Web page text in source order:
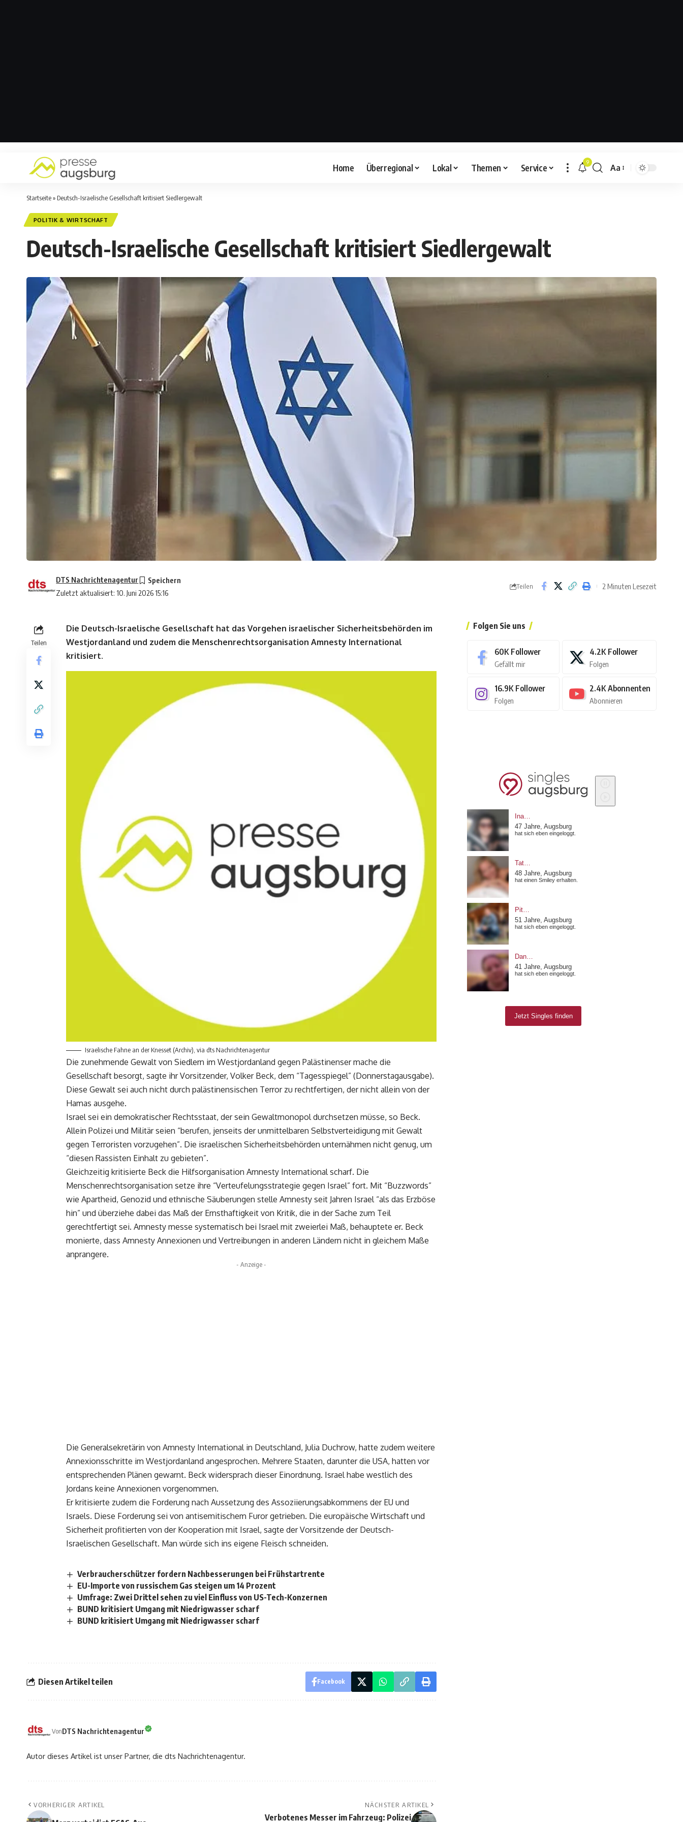
Home Überregional Lokal Themen Service 9
Aa
Startseite» Deutsch-Israelische Gesellschaft kritisiert Siedlergewalt
POLITIK & WIRTSCHAFT
Deutsch-Israelische Gesellschaft kritisiert Siedlergewalt
Zuletzt aktualisiert: 10. Juni 2026 15:16
DTS Nachrichtenagentur
Teilen 2 Minuten Lesezeit
Teilen
Die Deutsch-Israelische Gesellschaft hat das Vorgehen israelischer Sicherheitsbehörden im
Westjordanland und zudem die Menschenrechtsorganisation Amnesty International
kritisiert.
Israelische Fahne an der Knesset (Archiv), via dts Nachrichtenagentur
Die zunehmende Gewalt von Siedlern im Westjordanland gegen Palästinenser mache die
Gesellschaft besorgt, sagte ihr Vorsitzender, Volker Beck, dem “Tagesspiegel” (Donnerstagausgabe).
Diese Gewalt sei auch nicht durch palästinensischen Terror zu rechtfertigen, der nicht allein von der
Hamas ausgehe.
Israel sei ein demokratischer Rechtsstaat, der sein Gewaltmonopol durchsetzen müsse, so Beck.
Allein Polizei und Militär seien “berufen, jenseits der unmittelbaren Selbstverteidigung mit Gewalt
gegen Terroristen vorzugehen”. Die israelischen Sicherheitsbehörden unternähmen nicht genug, um
“diesen Rassisten Einhalt zu gebieten”.
Gleichzeitig kritisierte Beck die Hilfsorganisation Amnesty International scharf. Die
Menschenrechtsorganisation setze ihre “Verteufelungsstrategie gegen Israel” fort. Mit “Buzzwords”
wie Apartheid, Genozid und ethnische Säuberungen stelle Amnesty seit Jahren Israel “als das Erzböse
hin” und überziehe dabei das Maß der Ernsthaftigkeit von Kritik, die in der Sache zum Teil
gerechtfertigt sei. Amnesty messe systematisch bei Israel mit zweierlei Maß, behauptete er. Beck
monierte, dass Amnesty Annexionen und Vertreibungen in anderen Ländern nicht in gleichem Maße
anprangere.
- Anzeige -
Die Generalsekretärin von Amnesty International in Deutschland, Julia Duchrow, hatte zudem weitere
Annexionsschritte im Westjordanland angesprochen. Mehrere Staaten, darunter die USA, hatten vor
entsprechenden Plänen gewarnt. Beck widersprach dieser Einordnung. Israel habe westlich des
Jordans keine Annexionen vorgenommen.
Er kritisierte zudem die Forderung nach Aussetzung des Assoziierungsabkommens der EU und
Israels. Diese Forderung sei von antisemitischem Furor getrieben. Die europäische Wirtschaft und
Sicherheit profitierten von der Kooperation mit Israel, sagte der Vorsitzende der Deutsch-
Israelischen Gesellschaft. Man würde sich ins eigene Fleisch schneiden.
Verbraucherschützer fordern Nachbesserungen bei Frühstartrente
EU-Importe von russischem Gas steigen um 14 Prozent
Umfrage: Zwei Drittel sehen zu viel Einfluss von US-Tech-Konzernen
BUND kritisiert Umgang mit Niedrigwasser scharf
BUND kritisiert Umgang mit Niedrigwasser scharf
Diesen Artikel teilen Facebook
VonDTS Nachrichtenagentur
Autor dieses Artikel ist unser Partner, die dts Nachrichtenagentur.
VORHERIGER ARTIKEL NÄCHSTER ARTIKEL
Verbotenes Messer im Fahrzeug: Polizei
Folgen Sie uns
60K Follower
Gefällt mir
4.2K Follower
Folgen
16.9K Follower
Folgen
2.4K Abonnenten
Abonnieren